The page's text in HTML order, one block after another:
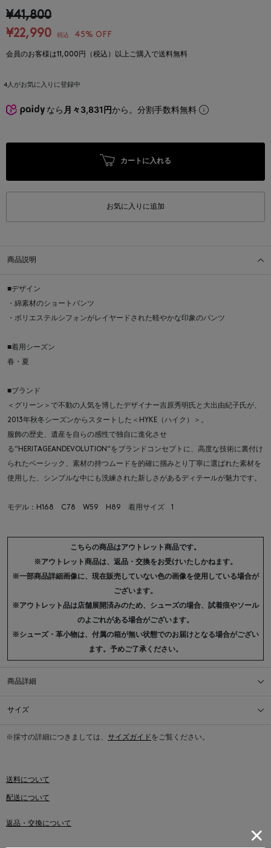
¥41,800
¥22,990
税込 45% OFF
会員のお客様は11,000円（税込）以上ご購入で送料無料
4人がお気に入りに登録中
なら 月々3,831円から。分割手数料無料
カートに入れる
お気に入りに追加
商品説明
■デザイン
・綿素材のショートパンツ
・ポリエステルシフォンがレイヤードされた軽やかな印象のパンツ
■着用シーズン
春・夏
■ブランド
＜グリーン＞で不動の人気を博したデザイナー吉原秀明氏と大出由紀子氏が、
2013年秋冬シーズンからスタートした＜HYKE（ハイク）＞。
服飾の歴史、遺産を自らの感性で独自に進化させ
る“HERITAGEANDEVOLUTION“をブランドコンセプトに、高度な技術に裏付け
られたベーシック、素材の持つムードを的確に掴みとり丁寧に選ばれた素材を
使用した、シンプルな中にも洗練された新しさがあるディテールが魅力です。
モデル：H168 C78 W59 H89 着用サイズ 1
こちらの商品はアウトレット商品です。
※アウトレット商品は、返品・交換をお受けいたしかねます。
※一部商品詳細画像に、現在販売していない色の画像を使用している場合が
ございます。
※アウトレット品は店舗展開済みのため、シューズの場合、試着痕やソール
のよごれがある場合がございます。
※シューズ・革小物は、付属の箱が無い状態でのお届けとなる場合がござい
ます。予めご了承ください。
商品詳細
サイズ
※採寸の詳細につきましては、 サイズガイドをご覧ください。
送料について
配送について
返品・交換について